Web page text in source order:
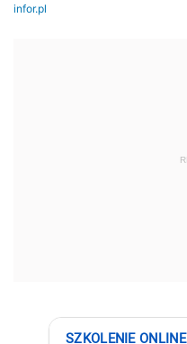
SZKOLENIE ONLINE